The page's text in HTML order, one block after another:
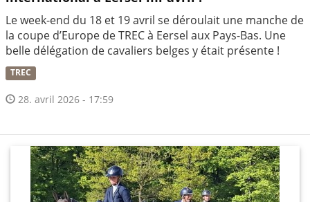
Le week-end du 18 et 19 avril se déroulait une manche de
la coupe d’Europe de TREC à Eersel aux Pays-Bas. Une
belle délégation de cavaliers belges y était présente !
TREC
28. avril 2026 - 17:59